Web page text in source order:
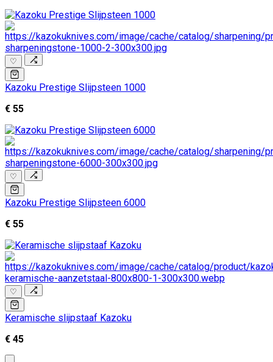
♡
Kazoku Prestige Slijpsteen 1000
€ 55
♡
Kazoku Prestige Slijpsteen 6000
€ 55
♡
Keramische slijpstaaf Kazoku
€ 45